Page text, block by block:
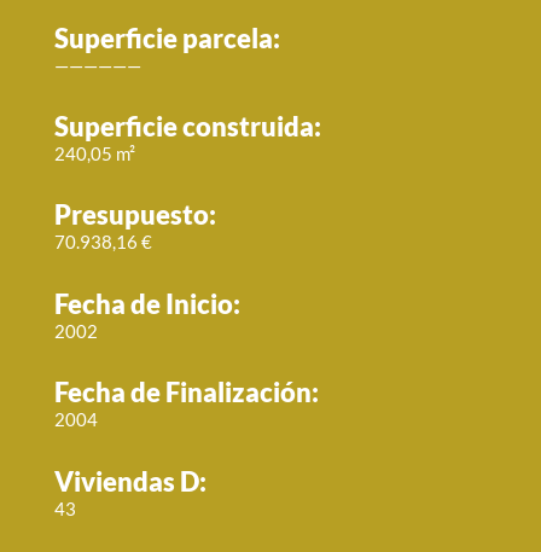
Superficie parcela:
——————
Superficie construida:
240,05 m²
Presupuesto:
70.938,16 €
Fecha de Inicio:
2002
Fecha de Finalización:
2004
Viviendas D:
43